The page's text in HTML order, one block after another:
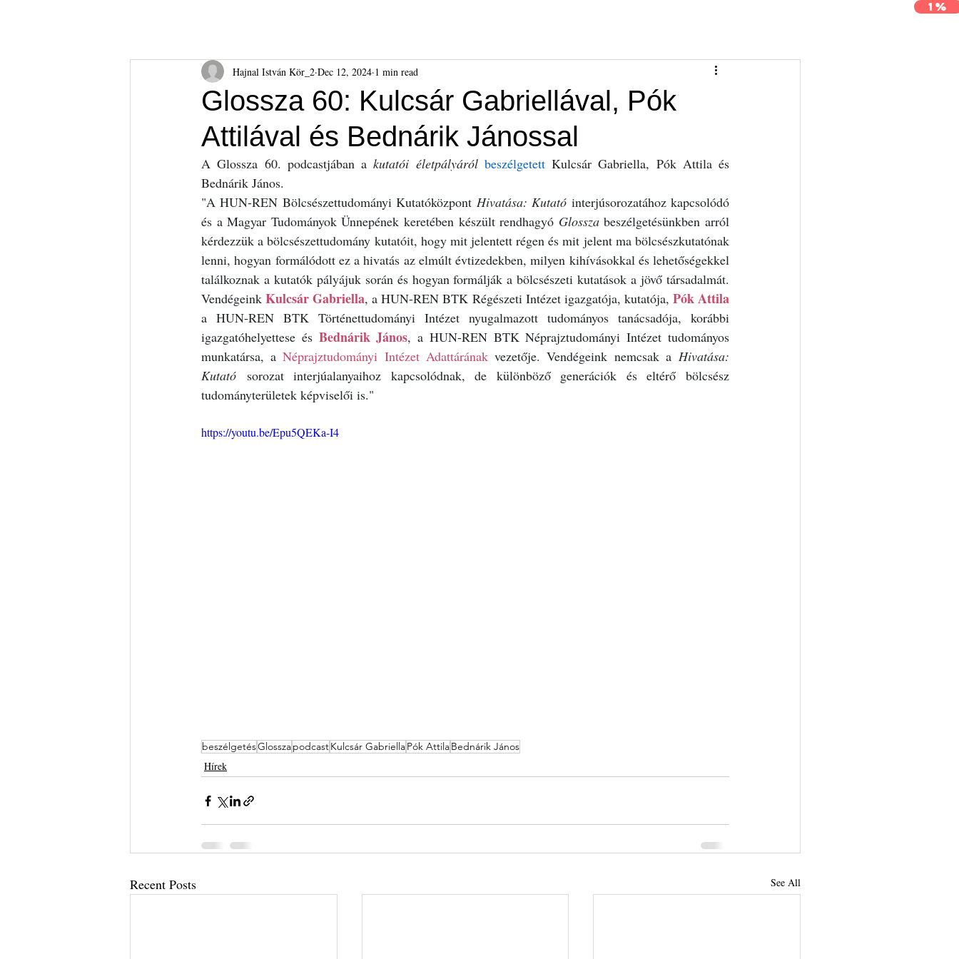
1%
Glossza 60: Kulcsár Gabriellával, Pók
Attilával és Bednárik Jánossal
Hajnal István Kör_2 Dec 12, 2024 1 min read
A Glossza 60. podcastjában a kutatói életpályáról beszélgetett Kulcsár Gabriella, Pók Attila és
Bednárik János.
"A HUN-REN Bölcsészettudományi Kutatóközpont Hivatása: Kutató interjúsorozatához kapcsolódó
és a Magyar Tudományok Ünnepének keretében készült rendhagyó Glossza beszélgetésünkben arról
kérdezzük a bölcsészettudomány kutatóit, hogy mit jelentett régen és mit jelent ma bölcsészkutatónak
lenni, hogyan formálódott ez a hivatás az elmúlt évtizedekben, milyen kihívásokkal és lehetőségekkel
találkoznak a kutatók pályájuk során és hogyan formálják a bölcsészeti kutatások a jövő társadalmát.
Vendégeink Kulcsár Gabriella, a HUN-REN BTK Régészeti Intézet igazgatója, kutatója, Pók Attila
a HUN-REN BTK Történettudományi Intézet nyugalmazott tudományos tanácsadója, korábbi
igazgatóhelyettese és Bednárik János, a HUN-REN BTK Néprajztudományi Intézet tudományos
munkatársa, a Néprajztudományi Intézet Adattárának vezetője. Vendégeink nemcsak a Hivatása:
Kutató sorozat interjúalanyaihoz kapcsolódnak, de különböző generációk és eltérő bölcsész
tudományterületek képviselői is."
https://youtu.be/Epu5QEKa-I4
beszélgetésGlosszapodcastKulcsár GabriellaPók AttilaBednárik János
Hírek
Recent Posts See All